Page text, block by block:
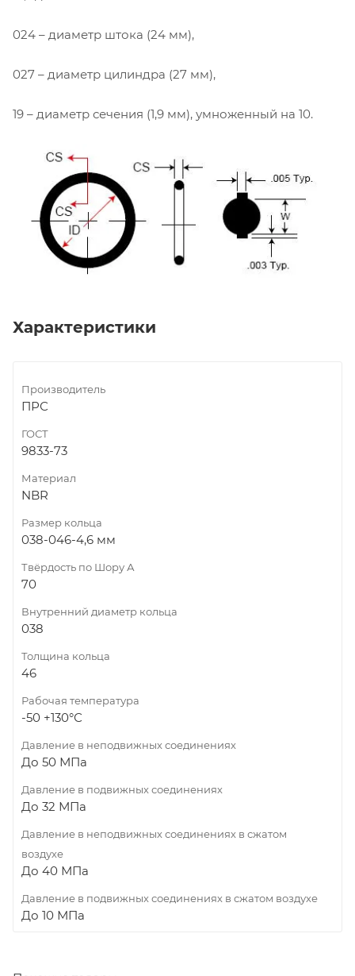
024 – диаметр штока (24 мм),
027 – диаметр цилиндра (27 мм),
19 – диаметр сечения (1,9 мм), умноженный на 10.
Характеристики
Производитель
ПРС
ГОСТ
9833-73
Материал
NBR
Размер кольца
038-046-4,6 мм
Твёрдость по Шору А
70
Внутренний диаметр кольца
038
Толщина кольца
46
Рабочая температура
-50 +130°С
Давление в неподвижных соединениях
До 50 МПа
Давление в подвижных соединениях
До 32 МПа
Давление в неподвижных соединениях в сжатом
воздухе
До 40 МПа
Давление в подвижных соединениях в сжатом воздухе
До 10 МПа